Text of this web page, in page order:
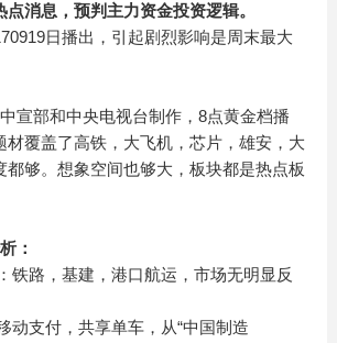
消息，预判主力资金投资逻辑。
日播出，引起剧烈影响是周末最大
宣部和中央电视台制作，8点黄金档播
材覆盖了高铁，大飞机，芯片，雄安，大
都够。想象空间也够大，板块都是热点板
：
铁路，基建，港口航运，市场无明显反
动支付，共享单车，从“中国制造